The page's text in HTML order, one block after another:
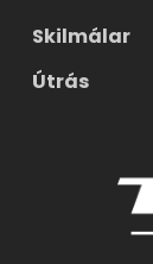
Skilmálar
Útrás